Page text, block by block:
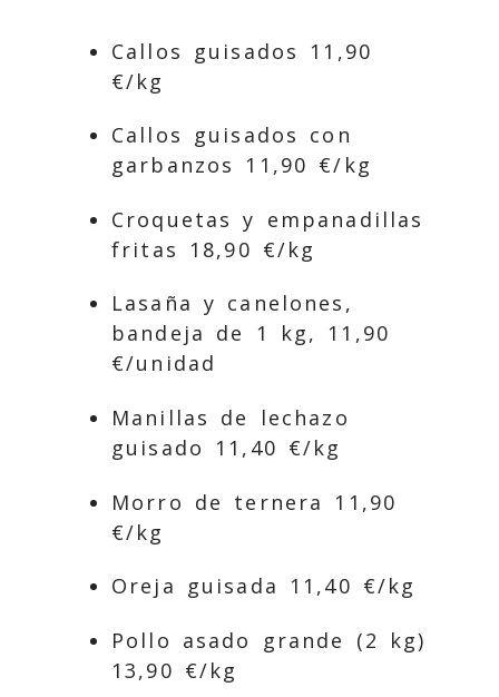
Callos guisados 11,90
€/kg
Callos guisados con
garbanzos 11,90 €/kg
Croquetas y empanadillas
fritas 18,90 €/kg
Lasaña y canelones,
bandeja de 1 kg, 11,90
€/unidad
Manillas de lechazo
guisado 11,40 €/kg
Morro de ternera 11,90
€/kg
Oreja guisada 11,40 €/kg
Pollo asado grande (2 kg)
13,90 €/kg